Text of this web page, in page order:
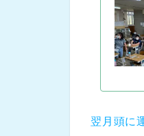
翌月頭に